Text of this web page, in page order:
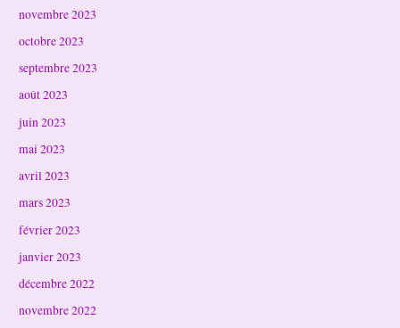
novembre 2023
octobre 2023
septembre 2023
août 2023
juin 2023
mai 2023
avril 2023
mars 2023
février 2023
janvier 2023
décembre 2022
novembre 2022